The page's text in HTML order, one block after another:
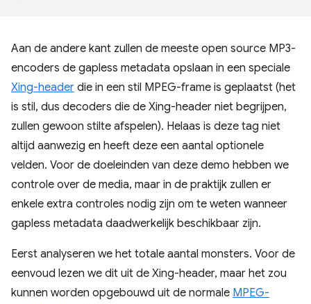
Aan de andere kant zullen de meeste open source MP3-
encoders de gapless metadata opslaan in een speciale
Xing-header die in een stil MPEG-frame is geplaatst (het
is stil, dus decoders die de Xing-header niet begrijpen,
zullen gewoon stilte afspelen). Helaas is deze tag niet
altijd aanwezig en heeft deze een aantal optionele
velden. Voor de doeleinden van deze demo hebben we
controle over de media, maar in de praktijk zullen er
enkele extra controles nodig zijn om te weten wanneer
gapless metadata daadwerkelijk beschikbaar zijn.
Eerst analyseren we het totale aantal monsters. Voor de
eenvoud lezen we dit uit de Xing-header, maar het zou
kunnen worden opgebouwd uit de normale MPEG-